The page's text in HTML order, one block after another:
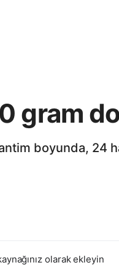
gram
boyunda, 24
olarak ekleyin